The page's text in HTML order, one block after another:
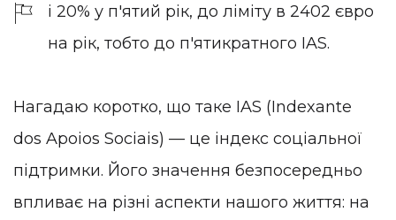
і 20% у п'ятий рік, до ліміту в 2402 євро
на рік, тобто до п'ятикратного IAS.
Нагадаю коротко, що таке IAS (Indexante
dos Apoios Sociais) — це індекс соціальної
підтримки. Його значення безпосередньо
впливає на різні аспекти нашого життя: на